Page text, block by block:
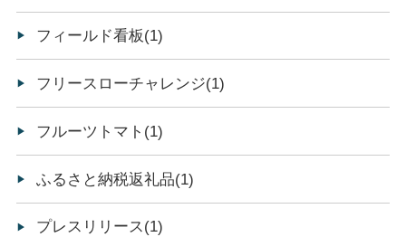
フィールド看板(1)
フリースローチャレンジ(1)
フルーツトマト(1)
ふるさと納税返礼品(1)
プレスリリース(1)